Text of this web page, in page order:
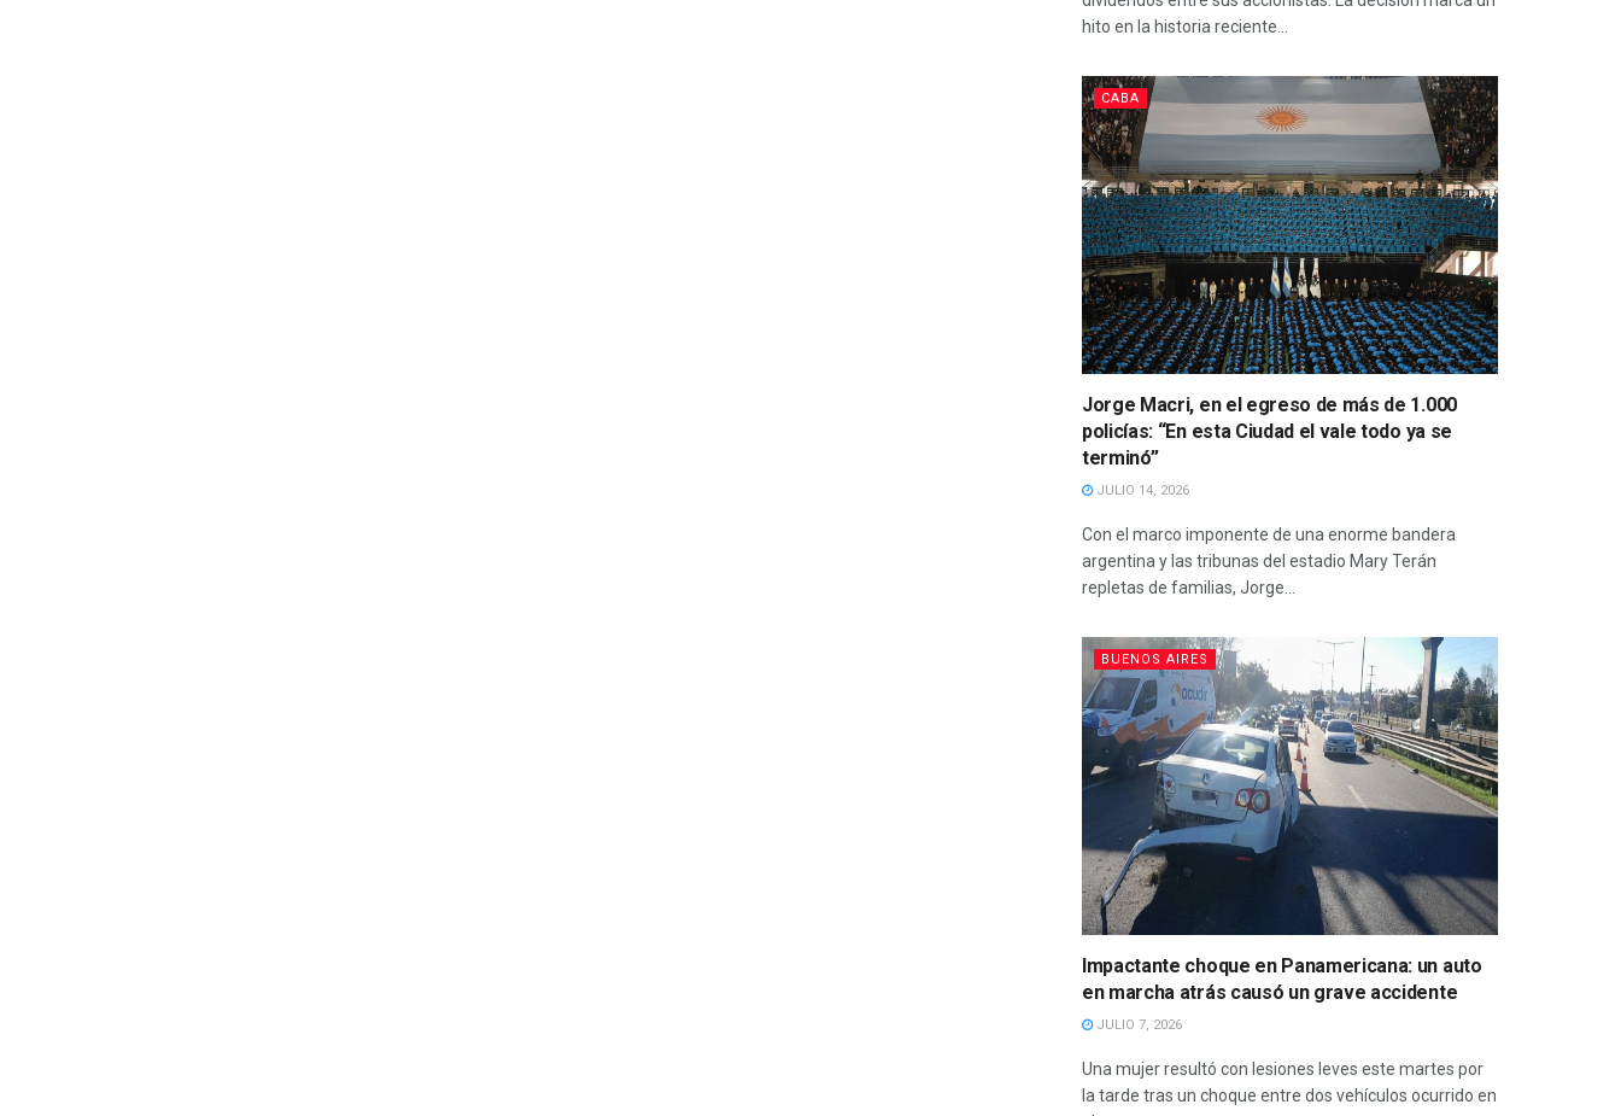
hito en la historia reciente...
CABA
Jorge Macri, en el egreso de más de 1.000
policías: “En esta Ciudad el vale todo ya se
terminó”
JULIO 14, 2026
Con el marco imponente de una enorme bandera
argentina y las tribunas del estadio Mary Terán
repletas de familias, Jorge...
BUENOS AIRES
Impactante choque en Panamericana: un auto
en marcha atrás causó un grave accidente
JULIO 7, 2026
Una mujer resultó con lesiones leves este martes por
la tarde tras un choque entre dos vehículos ocurrido en